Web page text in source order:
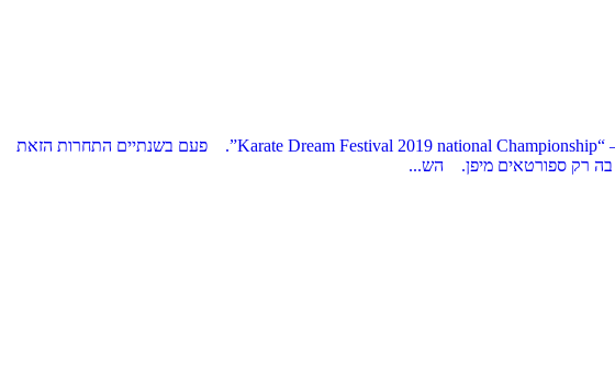
בתאריכים 3-4 לאוגוסט, שנת 2019, התקיימה ביפן התחרות הגדולה ביותר מבחינת כמות המשתתפים – "קראטה פסטיבל החלומי" – “Karate Dream Festival 2019 national Championship”. פעם בשנתיים התחרות הזאת
בה רק ספורטאים מיפן. הש...